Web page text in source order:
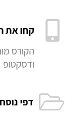
קחו את
הקורס
ודסקטופ
דפי